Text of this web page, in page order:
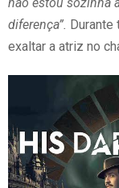
diferença”. Durante
exaltar a atriz no